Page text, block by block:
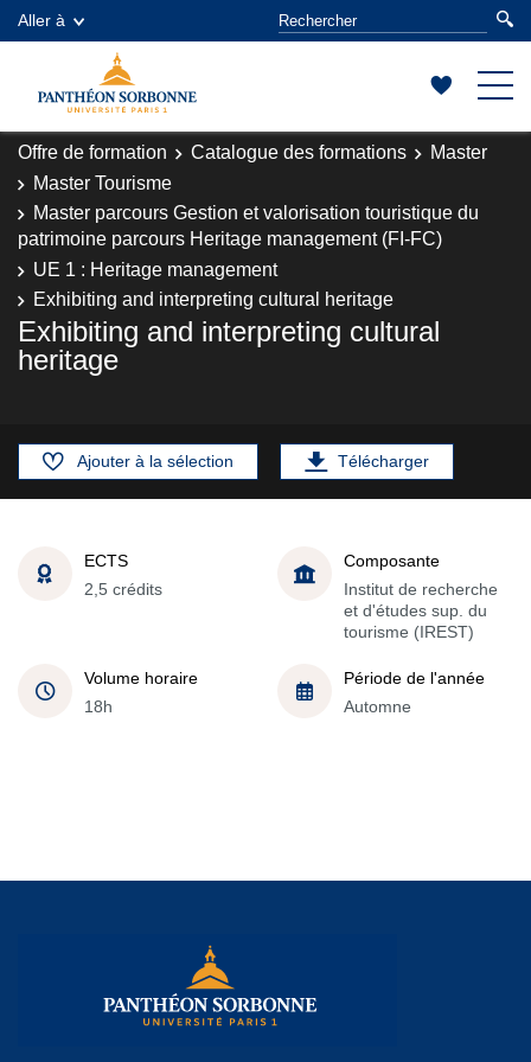
Aller à
Offre de formation Catalogue des formations
Master
Master Tourisme
Master parcours Gestion et valorisation touristique du
patrimoine parcours Heritage management (FI-FC)
UE 1 : Heritage management
Exhibiting and interpreting cultural heritage
Exhibiting and interpreting cultural
heritage
Ajouter à la sélection Télécharger
ECTS
2,5 crédits
Composante
Institut de recherche
et d'études sup. du
tourisme (IREST)
Volume horaire
18h
Période de l'année
Automne